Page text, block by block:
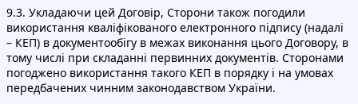
9.3. Укладаючи цей Договір, Сторони також погодили
використання кваліфікованого електронного підпису (надалі
– КЕП) в документообігу в межах виконання цього Договору, в
тому числі при складанні первинних документів. Сторонами
погоджено використання такого КЕП в порядку і на умовах
передбачених чинним законодавством України.